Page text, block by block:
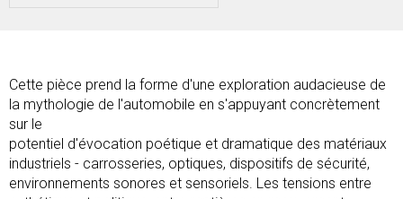
Cette pièce prend la forme d'une exploration audacieuse de
la mythologie de l'automobile en s'appuyant concrètement
sur le
potentiel d'évocation poétique et dramatique des matériaux
industriels - carrosseries, optiques, dispositifs de sécurité,
environnements sonores et sensoriels. Les tensions entre